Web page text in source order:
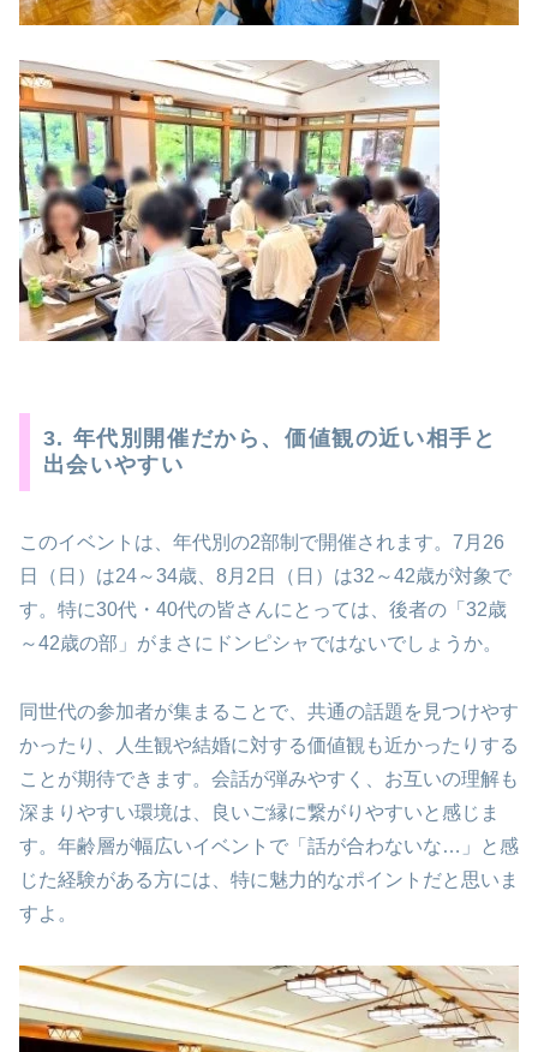
3. 年代別開催だから、価値観の近い相手と
出会いやすい
このイベントは、年代別の2部制で開催されます。7月26
日（日）は24～34歳、8月2日（日）は32～42歳が対象で
す。特に30代・40代の皆さんにとっては、後者の「32歳
～42歳の部」がまさにドンピシャではないでしょうか。
同世代の参加者が集まることで、共通の話題を見つけやす
かったり、人生観や結婚に対する価値観も近かったりする
ことが期待できます。会話が弾みやすく、お互いの理解も
深まりやすい環境は、良いご縁に繋がりやすいと感じま
す。年齢層が幅広いイベントで「話が合わないな…」と感
じた経験がある方には、特に魅力的なポイントだと思いま
すよ。